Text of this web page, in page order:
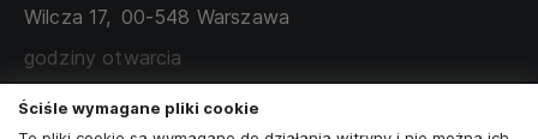
ZAMÓWIENIA KORPORACYJNE
WSPÓŁPRACA Z PARTNERAMI
Wilcza 17, 00-548 Warszawa
godziny otwarcia
poniedziałek - sobota: 11:00 - 19:00
Ściśle wymagane pliki cookie